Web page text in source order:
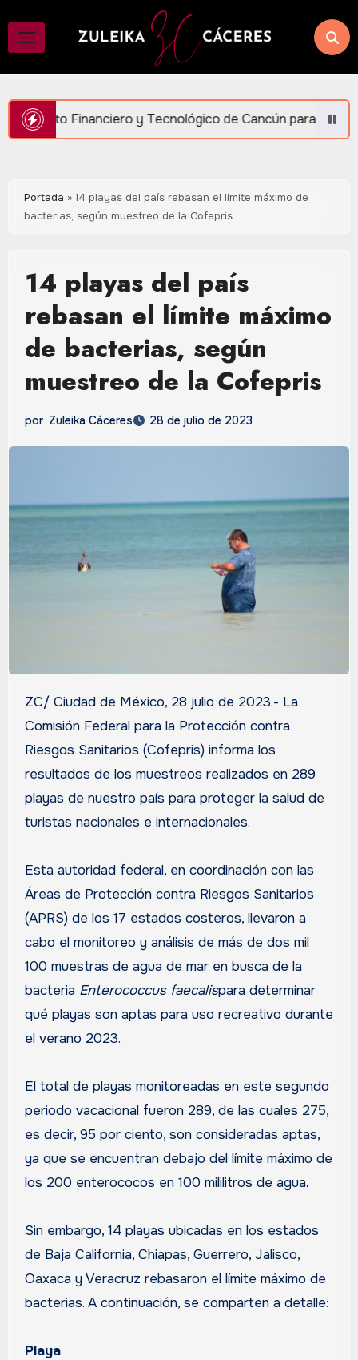
contenido
de Cancún para generar más empleo y
Portada » 14 playas del país rebasan el límite máximo de
bacterias, según muestreo de la Cofepris
14 playas del país
rebasan el límite máximo
de bacterias, según
muestreo de la Cofepris
por Zuleika Cáceres 28 de julio de 2023
ZC/ Ciudad de México, 28 julio de 2023.- La
Comisión Federal para la Protección contra
Riesgos Sanitarios (Cofepris) informa los
resultados de los muestreos realizados en 289
playas de nuestro país para proteger la salud de
turistas nacionales e internacionales.
Esta autoridad federal, en coordinación con las
Áreas de Protección contra Riesgos Sanitarios
(APRS) de los 17 estados costeros, llevaron a
cabo el monitoreo y análisis de más de dos mil
100 muestras de agua de mar en busca de la
bacteria Enterococcus faecalispara determinar
qué playas son aptas para uso recreativo durante
el verano 2023.
El total de playas monitoreadas en este segundo
periodo vacacional fueron 289, de las cuales 275,
es decir, 95 por ciento, son consideradas aptas,
ya que se encuentran debajo del límite máximo de
los 200 enterococos en 100 mililitros de agua.
Sin embargo, 14 playas ubicadas en los estados
de Baja California, Chiapas, Guerrero, Jalisco,
Oaxaca y Veracruz rebasaron el límite máximo de
bacterias. A continuación, se comparten a detalle:
Playa